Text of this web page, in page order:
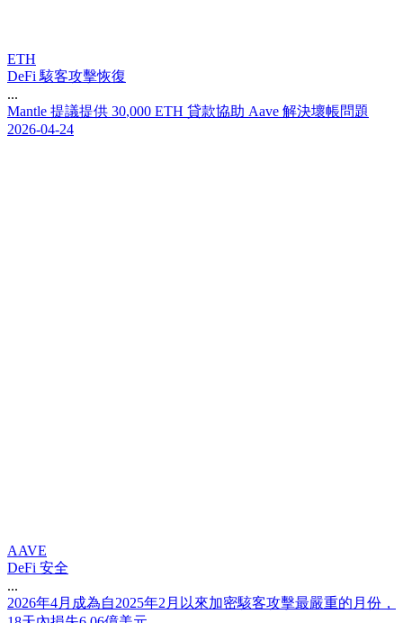
ETH
DeFi 駭客攻擊恢復
...
Mantle 提議提供 30,000 ETH 貸款協助 Aave 解決壞帳問題
2026-04-24
AAVE
DeFi 安全
...
2026年4月 成為自2025年2 月 以來加密駭客攻擊最嚴重的 月 份 ，